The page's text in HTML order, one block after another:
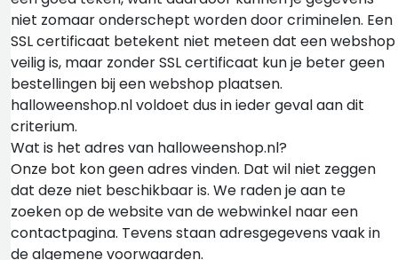
niet zomaar onderschept worden door criminelen. Een
SSL certificaat betekent niet meteen dat een webshop
veilig is, maar zonder SSL certificaat kun je beter geen
bestellingen bij een webshop plaatsen.
halloweenshop.nl voldoet dus in ieder geval aan dit
criterium.
Wat is het adres van halloweenshop.nl?
Onze bot kon geen adres vinden. Dat wil niet zeggen
dat deze niet beschikbaar is. We raden je aan te
zoeken op de website van de webwinkel naar een
contactpagina. Tevens staan adresgegevens vaak in
de algemene voorwaarden.